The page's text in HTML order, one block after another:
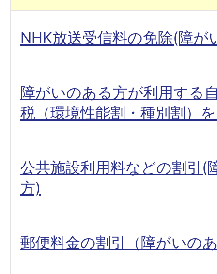
NHK放送受信料の免除(障が
障がいのある方が利用する
税（環境性能割・種別割）
公共施設利用料などの割引(
方)
郵便料金の割引（障がいの